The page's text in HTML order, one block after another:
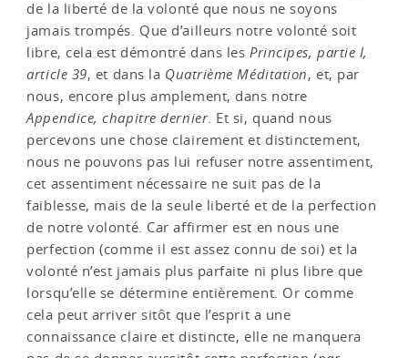
de la liberté de la volonté que nous ne soyons
jamais trompés. Que d’ailleurs notre volonté soit
libre, cela est démontré dans lesPrincipes, partie I,
article 39, et dans la Quatrième Méditation, et, par
nous, encore plus amplement, dans notre
Appendice, chapitre dernier. Et si, quand nous
percevons une chose clairement et distinctement,
nous ne pouvons pas lui refuser notre assentiment,
cet assentiment nécessaire ne suit pas de la
faiblesse, mais de la seule liberté et de la perfection
de notre volonté. Car affirmer est en nous une
perfection (comme il est assez connu de soi) et la
volonté n’est jamais plus parfaite ni plus libre que
lorsqu’elle se détermine entièrement. Or comme
cela peut arriver sitôt que l’esprit a une
connaissance claire et distincte, elle ne manquera